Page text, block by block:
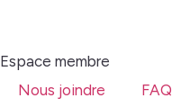
Espace membre
Nous joindre
FAQ